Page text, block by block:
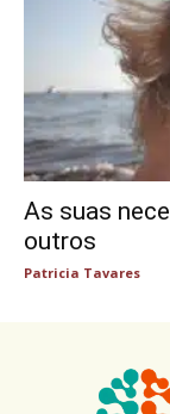
As suas
outros
Patricia Tavares